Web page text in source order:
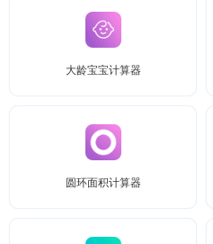
大龄宝宝计算器
圆环面积计算器